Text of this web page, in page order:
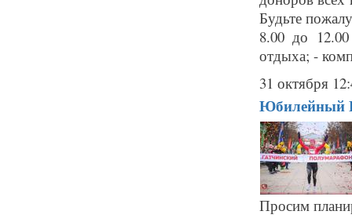
Будьте
8.00 до
отдыха; -
31 октября
Юбилейный
Просим